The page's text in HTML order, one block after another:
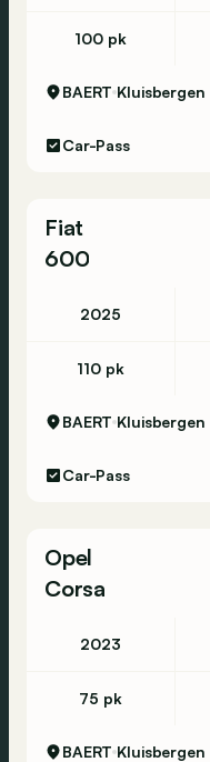
100 pk
BAERT Kluisbergen
Car-Pass
Fiat
600
2025
110 pk
BAERT Kluisbergen
Car-Pass
Opel
Corsa
2023
75 pk
BAERT Kluisbergen